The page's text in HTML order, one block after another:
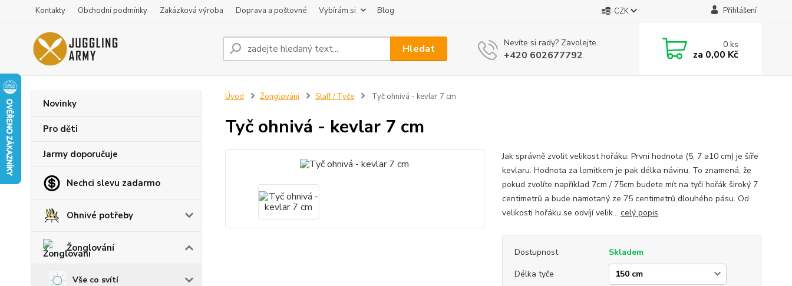
Kontakty Obchodní podmínky Zakázková výroba Doprava a poštovné Vybírám si Blog CZK Přihlášení
Hledat Nevíte si rady? Zavolejte.
+420 602677792
0ks
za 0,00 Kč
Novinky
Pro děti
Jarmy doporučuje
Nechci slevu zadarmo
Ohnivé potřeby
Žonglování
Vše co svítí
Úvod Žonglování Staff / Tyče Tyč ohnivá - kevlar 7 cm
Tyč ohnivá - kevlar 7 cm
Jak správně zvolit velikost hořáku: První hodnota (5, 7 a10 cm) je šíře
kevlaru. Hodnota za lomítkem je pak délka návinu. To znamená, že
pokud zvolíte například 7cm / 75cm budete mít na tyči hořák široký 7
centimetrů a bude namotaný ze 75 centimetrů dlouhého pásu. Od
velikosti hořáku se odvíjí velik... celý popis
Dostupnost
Skladem
Délka tyče